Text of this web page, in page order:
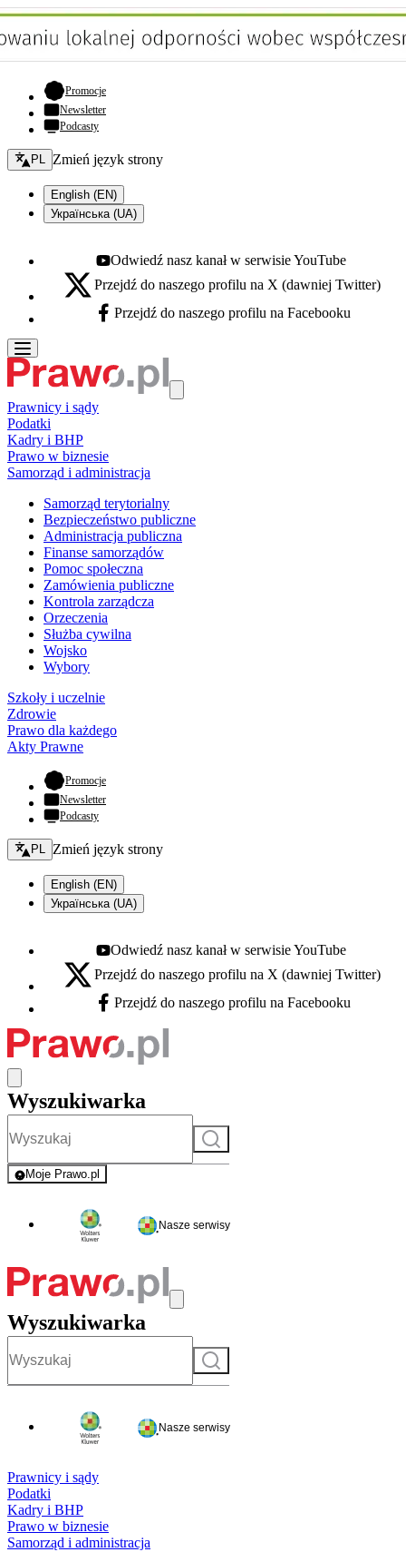
Promocje- otwiera się w nowej karcie
Newsletter
Podcasty
Zmień język - bieżący:
PL Zmień język strony
English (EN)
Українська (UA)
Youtube - otwiera się w nowej karcie
Odwiedź nasz kanał w serwisie YouTube
X - otwiera się w nowej karcie
Przejdź do naszego profilu na X (dawniej Twitter)
Facebook - otwiera się w nowej karcie
Przejdź do naszego profilu na Facebooku
Prawnicy i sądy
Podatki
Kadry i BHP
Prawo w biznesie
Samorząd i administracja
Samorząd terytorialny
Bezpieczeństwo publiczne
Administracja publiczna
Finanse samorządów
Pomoc społeczna
Zamówienia publiczne
Kontrola zarządcza
Orzeczenia
Służba cywilna
Wojsko
Wybory
Szkoły i uczelnie
Zdrowie
Prawo dla każdego
Akty Prawne
Promocje- otwiera się w nowej karcie
Newsletter
Podcasty
Zmień język - bieżący:
PL Zmień język strony
English (EN)
Українська (UA)
Youtube - otwiera się w nowej karcie
Odwiedź nasz kanał w serwisie YouTube
X - otwiera się w nowej karcie
Przejdź do naszego profilu na X (dawniej Twitter)
Facebook - otwiera się w nowej karcie
Przejdź do naszego profilu na Facebooku
Wyszukiwarka
Szukaj
Moje Prawo.pl
- rejestracja i logowanie do serwisu
Nasze serwisy
Wyszukiwarka
Szukaj
Nasze serwisy
Prawnicy i sądy
Podatki
Kadry i BHP
Prawo w biznesie
Samorząd i administracja